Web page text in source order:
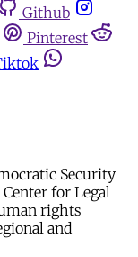
Github
Pinterest
Security
for Legal
rights
and